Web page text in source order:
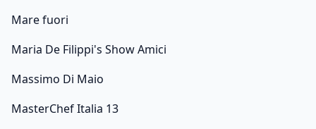
Mare fuori
Maria De Filippi's Show Amici
Massimo Di Maio
MasterChef Italia 13